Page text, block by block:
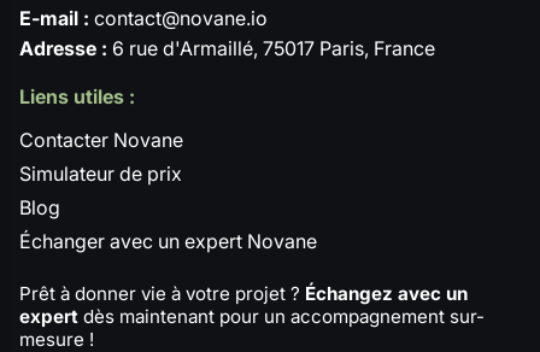
E-mail : contact@novane.io
Adresse : 6 rue d'Armaillé, 75017 Paris, France
Liens utiles :
Contacter Novane
Simulateur de prix
Blog
Échanger avec un expert Novane
Prêt à donner vie à votre projet ? Échangez avec un
expert dès maintenant pour un accompagnement sur-
mesure !